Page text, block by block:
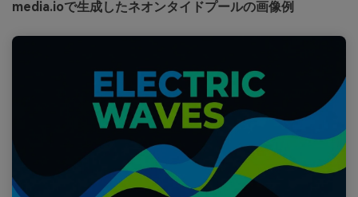
media.ioで生成したネオンタイドプールの画像例